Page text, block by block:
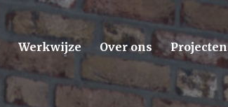
Werkwijze Over ons Projecten